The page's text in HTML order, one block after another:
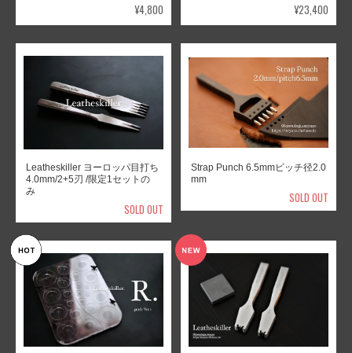
¥4,800 ¥23,400
Leatheskiller ヨーロッパ目打ち
4.0mm/2+5刃 /限定1セットの
み
SOLD OUT
Strap Punch 6.5mmピッチ径2.0
mm
SOLD OUT